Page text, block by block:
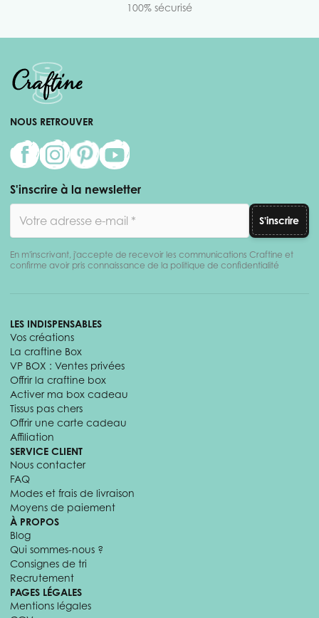
100% sécurisé
NOUS RETROUVER
S'inscrire à la newsletter
S'inscrire
En m'inscrivant, j'accepte de recevoir les communications Craftine et
confirme avoir pris connaissance de la politique de confidentialité
LES INDISPENSABLES
Vos créations
La craftine Box
VP BOX : Ventes privées
Offrir la craftine box
Activer ma box cadeau
Tissus pas chers
Offrir une carte cadeau
Affiliation
SERVICE CLIENT
Nous contacter
FAQ
Modes et frais de livraison
Moyens de paiement
À PROPOS
Blog
Qui sommes-nous ?
Consignes de tri
Recrutement
PAGES LÉGALES
Mentions légales